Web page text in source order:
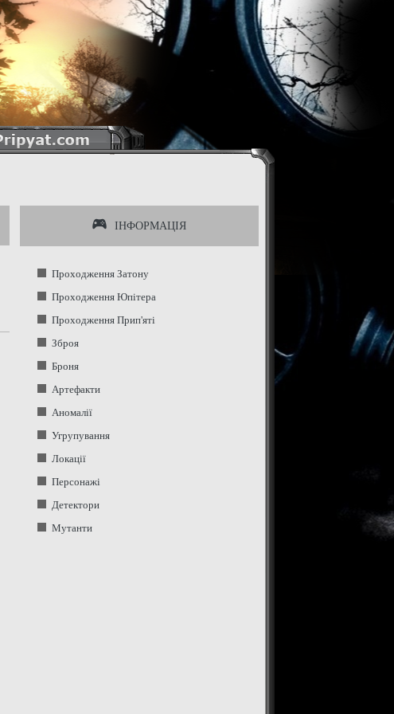
IНФОРМАЦIЯ
Проходження Затону
Проходження Юпітера
Проходження Прип'яті
Зброя
Броня
Артефакти
Аномалії
Угрупування
Локації
Персонажі
Детектори
Мутанти